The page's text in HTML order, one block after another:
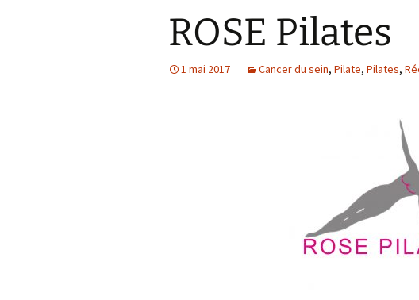
ROSE Pilates
1 mai 2017 Cancer du sein, Pilate, Pilates,